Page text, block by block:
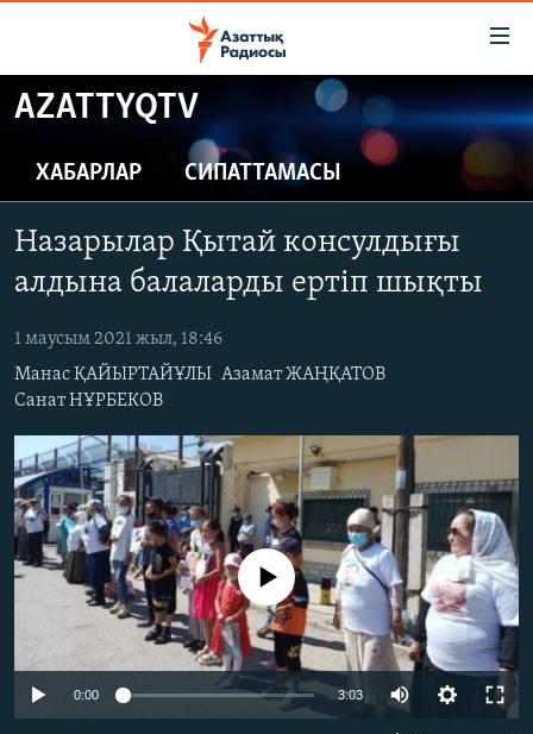
Skip
to
content
to
main
Navigation
Skip
to
Search
ЖАҢАЛЫҚТАР
САЯСАТ
ҚАҢТАР ОҚИҒАСЫ
АДАМ ҚҰҚЫҚТАРЫ
ӘЛЕУМЕТ
ӘЛЕМ
Русский
ЖАЗЫЛЫҢЫЗ
Басқа тілдерде
AZATTYQTV
ХАБАРЛАР СИПАТТАМАСЫ
Назарылар Қытай консулдығы
алдына балаларды ертіп шықты
1 маусым 2021 жыл, 18:46
Манас ҚАЙЫРТАЙҰЛЫ Азамат ЖАҢҚАТОВ
Санат НҰРБЕКОВ
No media source currently available
0:00 3:03